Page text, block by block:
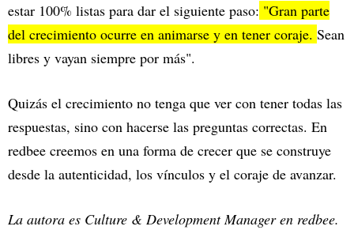
estar 100% listas para dar el siguiente paso: "Gran parte
del crecimiento ocurre en animarse y en tener coraje. Sean
libres y vayan siempre por más".
Quizás el crecimiento no tenga que ver con tener todas las
respuestas, sino con hacerse las preguntas correctas. En
redbee creemos en una forma de crecer que se construye
desde la autenticidad, los vínculos y el coraje de avanzar.
La autora es Culture & Development Manager en redbee.